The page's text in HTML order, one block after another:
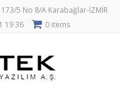
173/5 No 8/A Karabağlar-İZMİR
19 36 0 items